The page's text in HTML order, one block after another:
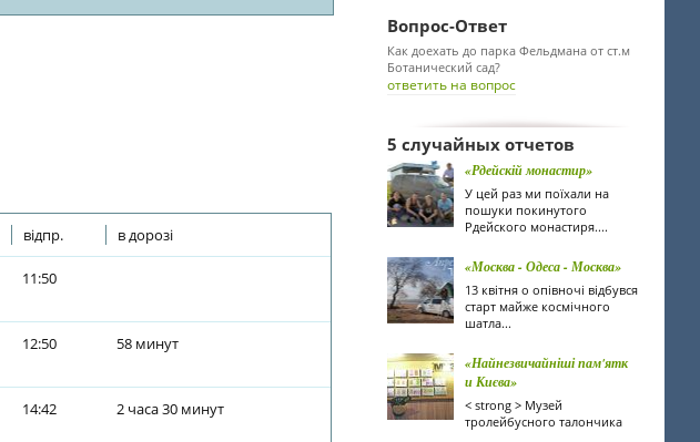
відпр. в дорозі
11:50
12:50 58 минут
14:42 2 часа 30 минут
Вопрос-Ответ
Как доехать до парка Фельдмана от ст.м
Ботанический сад?
ответить на вопрос
5 случайных отчетов
«Рдейскій монастир»
У цей раз ми поїхали на
пошуки покинутого
Рдейского монастиря....
«Москва - Одеса - Москва»
13 квітня о опівночі відбувся
старт майже космічного
шатла...
«Найнезвичайніші пам'ятк
и Києва»
< strong > Музей
тролейбусного талончика